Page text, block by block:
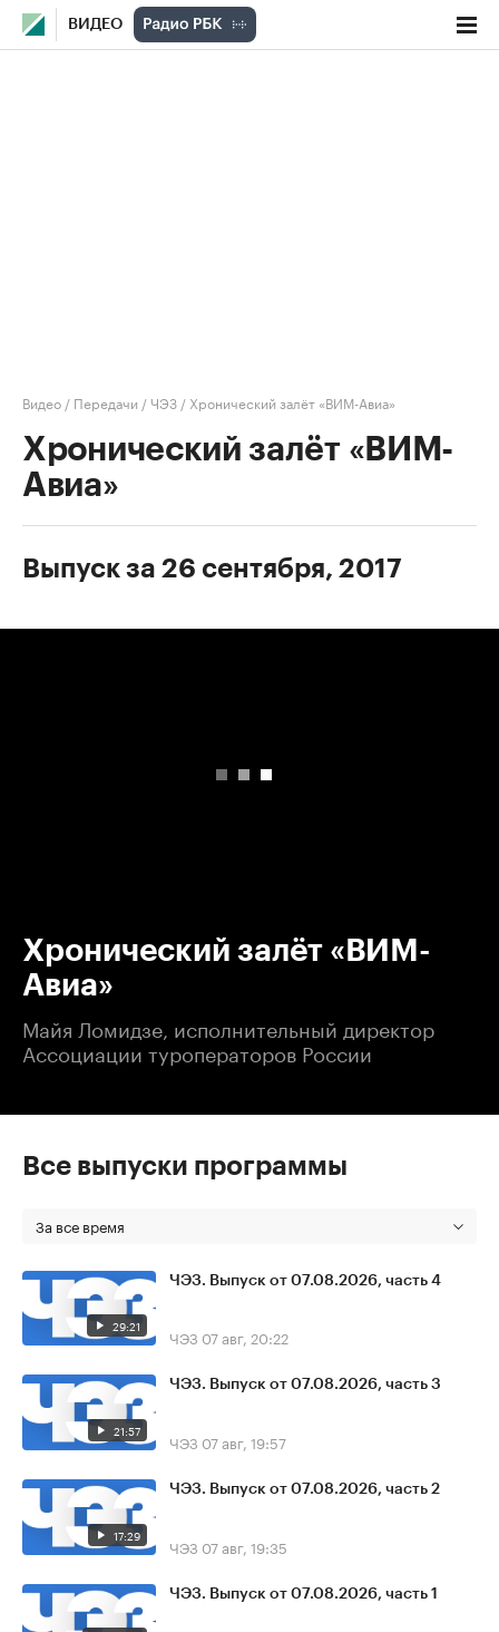
ВИДЕО
Видео / Передачи /ЧЭЗ / Хронический залёт «ВИМ-Авиа»
Хронический залёт «ВИМ-
Авиа»
Выпуск за 26 сентября, 2017
Хронический залёт «ВИМ-
Авиа»
Майя Ломидзе, исполнительный директор
Ассоциации туроператоров России
Все выпуски программы
За все время
29:21
ЧЭЗ. Выпуск от 07.08.2026, часть 4
ЧЭЗ 07 авг, 20:22
21:57
ЧЭЗ. Выпуск от 07.08.2026, часть 3
ЧЭЗ 07 авг, 19:57
17:29
ЧЭЗ. Выпуск от 07.08.2026, часть 2
ЧЭЗ 07 авг, 19:35
ЧЭЗ. Выпуск от 07.08.2026, часть 1